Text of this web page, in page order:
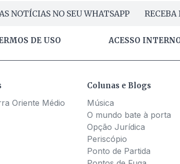
NOTÍCIAS NO SEU WHATSAPP RECEBA
DE USO ACESSO
Oriente Médio
Colunas e Blogs
Música
O mundo bate à porta
Opção Jurídica
Periscópio
Ponto de Partida